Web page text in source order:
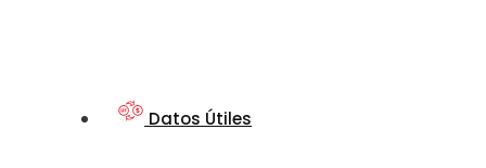
Datos Útiles